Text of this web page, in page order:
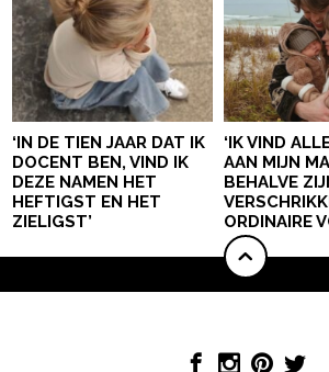
‘IN DE TIEN JAAR DAT IK
DOCENT BEN, VIND IK
DEZE NAMEN HET
HEFTIGST EN HET
ZIELIGST’
‘IK VIND
AAN MIJN
BEHALVE
ORDINAIRE